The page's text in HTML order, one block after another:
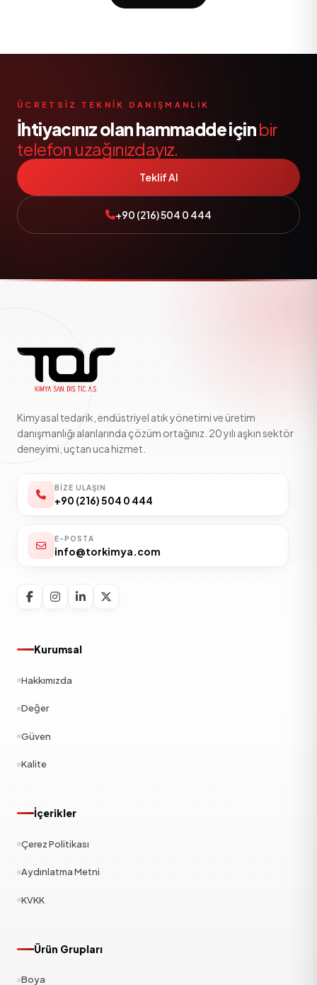
ÜCRETSIZ TEKNIK DANIŞMANLIK
İhtiyacınız olan hammadde içinbir
telefon uzağınızdayız.
Teklif Al
+90 (216) 504 0 444
Kimyasal tedarik, endüstriyel atık yönetimi ve üretim
danışmanlığı alanlarında çözüm ortağınız. 20 yılı aşkın sektör
deneyimi, uçtan uca hizmet.
BIZE ULAŞIN
+90 (216) 504 0 444
E-POSTA
info@torkimya.com
Kurumsal
Hakkımızda
Değer
Güven
Kalite
İçerikler
Çerez Politikası
Aydınlatma Metni
KVKK
Ürün Grupları
Boya